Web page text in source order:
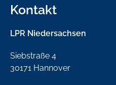
Kontakt
LPR Niedersachsen
Siebstraße 4
30171 Hannover